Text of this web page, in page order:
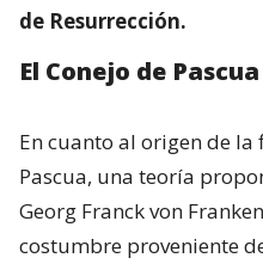
de Resurrección.
El Conejo de Pascua
En cuanto al origen de la
Pascua, una teoría
Georg Franck von
costumbre proveniente